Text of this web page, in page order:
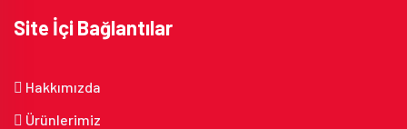
Site İçi Bağlantılar
Hakkımızda
Ürünlerimiz